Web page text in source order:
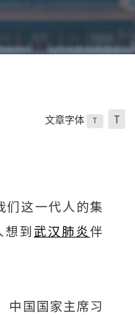
文章字体 T T
们这一代人的集
到 武汉肺炎伴
中国国家主席习